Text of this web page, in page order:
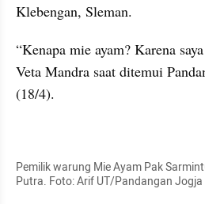
Klebengan, Sleman.
“Kenapa mie ayam? Karena
Veta Mandra saat ditemui
(18/4).
Pemilik warung Mie Ayam Pak
Putra. Foto: Arif UT/Pandangan Jogja